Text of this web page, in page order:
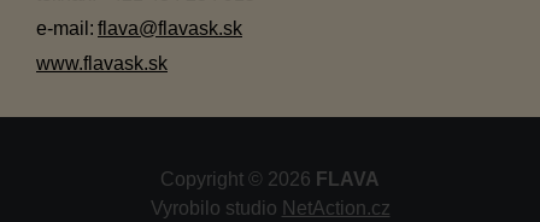
e-mail: flava@flavask.sk
www.flavask.sk
Copyright © 2026 FLAVA
Vyrobilo studio NetAction.cz